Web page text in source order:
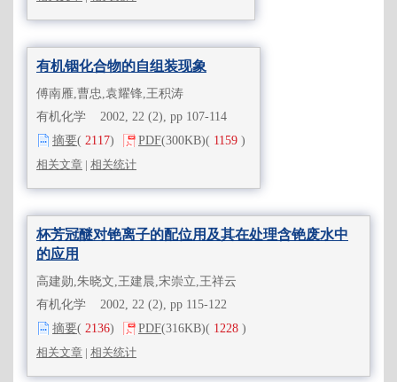
有机铟化合物的自组装现象
傅南雁,曹忠,袁耀锋,王积涛
有机化学 2002, 22 (2), pp 107-114
摘要( 2117) PDF(300KB)( 1159 )
相关文章 | 相关统计
杯芳冠醚对铯离子的配位用及其在处理含铯废水中
的应用
高建勋,朱晓文,王建晨,宋崇立,王祥云
有机化学 2002, 22 (2), pp 115-122
摘要( 2136) PDF(316KB)( 1228 )
相关文章 | 相关统计